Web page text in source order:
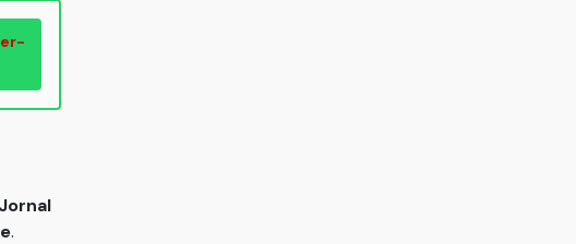
Jornal
.